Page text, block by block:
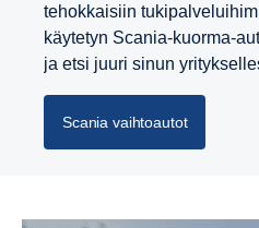
tehokkaisiin
käytetyn Scania-kuorma-
ja etsi juuri sinun
Scania vaihtoautot